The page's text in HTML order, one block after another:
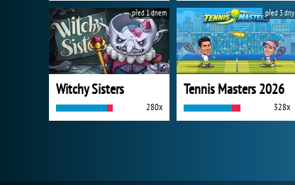
Witchy Sisters
280x
před 1 dnem
Tennis Masters 2026
328x
před 3 dny